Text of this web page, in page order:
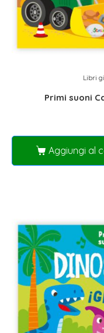
Libri
Primi suoni
Aggiungi al